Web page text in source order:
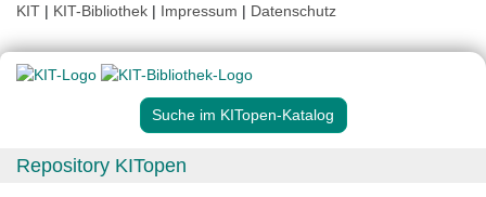
KIT | KIT-Bibliothek | Impressum | Datenschutz
Suche im KITopen-Katalog
Repository KITopen